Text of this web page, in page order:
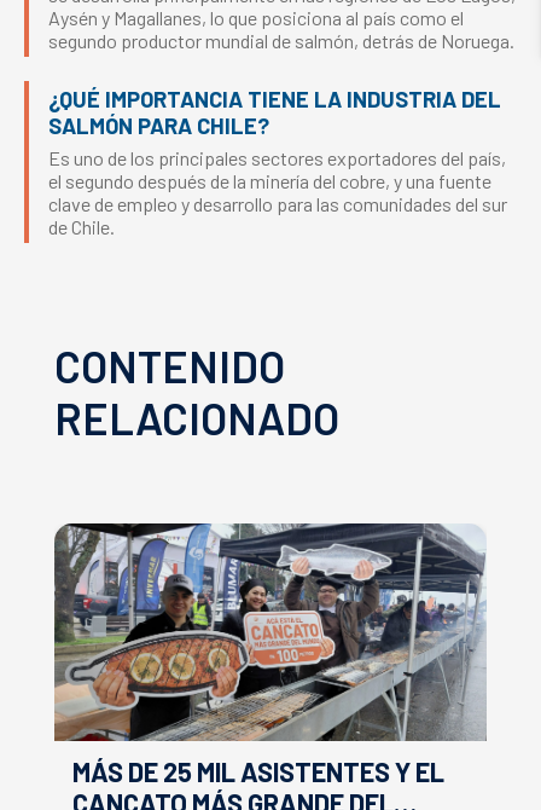
Aysén y Magallanes, lo que posiciona al país como el
segundo productor mundial de salmón, detrás de Noruega.
¿QUÉ IMPORTANCIA TIENE LA INDUSTRIA DEL
SALMÓN PARA CHILE?
Es uno de los principales sectores exportadores del país,
el segundo después de la minería del cobre, y una fuente
clave de empleo y desarrollo para las comunidades del sur
de Chile.
CONTENIDO
RELACIONADO
MÁS DE 25 MIL ASISTENTES Y EL
CANCATO MÁS GRANDE DEL